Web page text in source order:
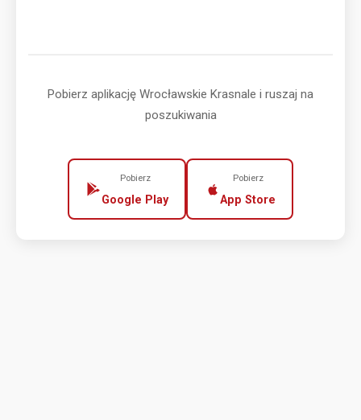
Pobierz aplikację Wrocławskie Krasnale i ruszaj na
poszukiwania
Pobierz
Google Play
Pobierz
App Store